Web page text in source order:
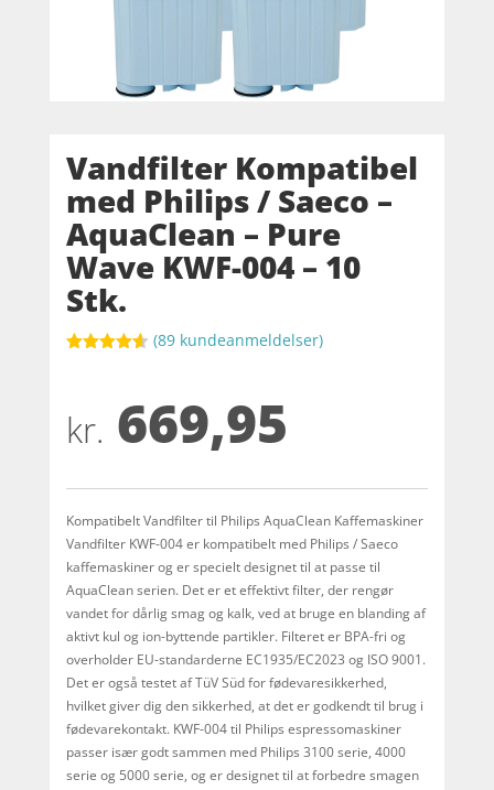
Vandfilter Kompatibel
med Philips / Saeco –
AquaClean – Pure
Wave KWF-004 – 10
Stk.
baseret på
kundebedø
mmelser
(89 kundeanmeldelser)
kr. 669,95
Kompatibelt Vandfilter til Philips AquaClean Kaffemaskiner
Vandfilter KWF-004 er kompatibelt med Philips / Saeco
kaffemaskiner og er specielt designet til at passe til
AquaClean serien. Det er et effektivt filter, der rengør
vandet for dårlig smag og kalk, ved at bruge en blanding af
aktivt kul og ion-byttende partikler. Filteret er BPA-fri og
overholder EU-standarderne EC1935/EC2023 og ISO 9001.
Det er også testet af TüV Süd for fødevaresikkerhed,
hvilket giver dig den sikkerhed, at det er godkendt til brug i
fødevarekontakt. KWF-004 til Philips espressomaskiner
passer især godt sammen med Philips 3100 serie, 4000
serie og 5000 serie, og er designet til at forbedre smagen